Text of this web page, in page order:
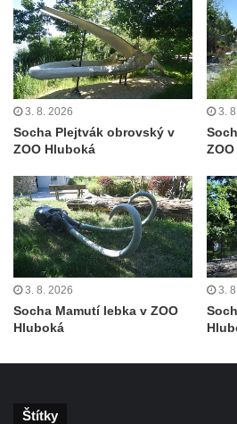
3. 8. 2026
Socha Plejtvák obrovský v
ZOO Hluboká
3.
3. 8. 2026
Socha Mamutí lebka v ZOO
Hluboká
3.
Štítky